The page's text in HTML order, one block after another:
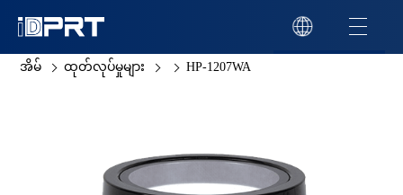
အိမ် ထုတ်လုပ်မှုများ HP-1207WA